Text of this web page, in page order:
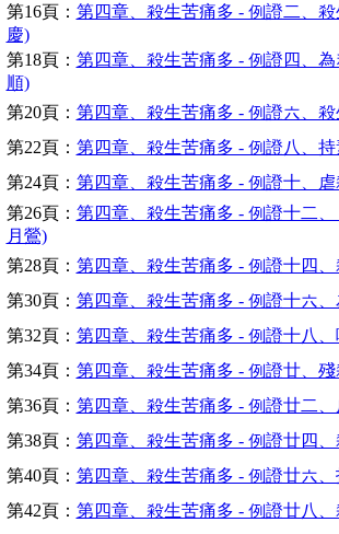
第16頁： 第四章、殺生苦痛多 - 例證二、
慶)
第18頁： 第四章、殺生苦痛多 - 例證四、
順)
第20頁： 第四章、殺生苦痛多 - 例證六、
第22頁： 第四章、殺生苦痛多 - 例證八、
第24頁： 第四章、殺生苦痛多 - 例證十、
第26頁： 第四章、殺生苦痛多 - 例證十二
月鶯)
第28頁： 第四章、殺生苦痛多 - 例證十四
第30頁： 第四章、殺生苦痛多 - 例證十六
第32頁： 第四章、殺生苦痛多 - 例證十八
第34頁： 第四章、殺生苦痛多 - 例證廿、
第36頁： 第四章、殺生苦痛多 - 例證廿二
第38頁： 第四章、殺生苦痛多 - 例證廿四
第40頁： 第四章、殺生苦痛多 - 例證廿六
第42頁： 第四章、殺生苦痛多 - 例證廿八